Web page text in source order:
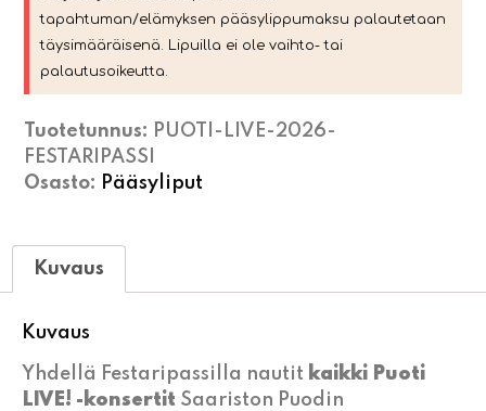
tapahtuman/elämyksen pääsylippumaksu palautetaan
täysimääräisenä. Lipuilla ei ole vaihto- tai
palautusoikeutta.
Tuotetunnus: PUOTI-LIVE-2026-
FESTARIPASSI
Osasto: Pääsyliput
Kuvaus
Kuvaus
Yhdellä Festaripassilla nautit kaikki Puoti
LIVE! -konsertit Saariston Puodin